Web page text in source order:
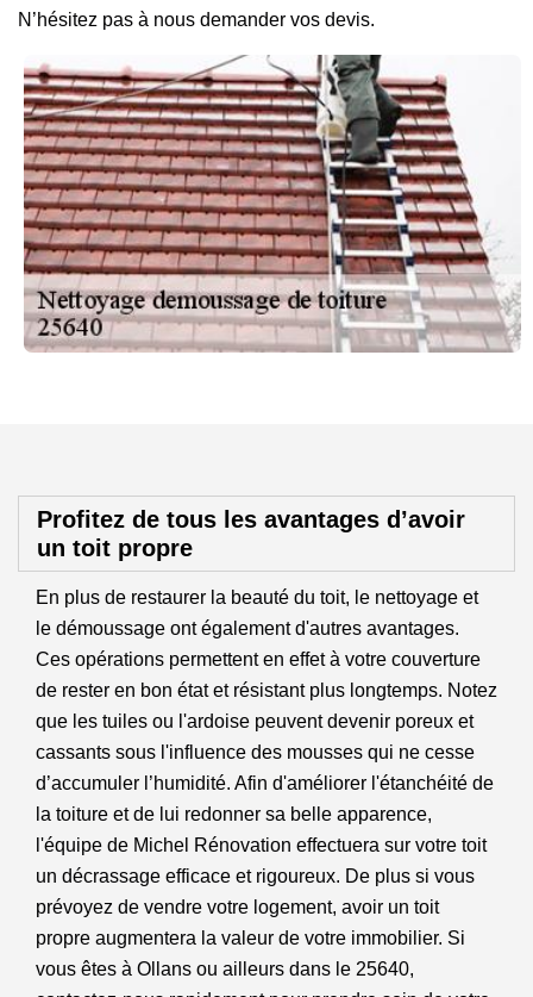
N’hésitez pas à nous demander vos devis.
Profitez de tous les avantages d’avoir
un toit propre
En plus de restaurer la beauté du toit, le nettoyage et
le démoussage ont également d'autres avantages.
Ces opérations permettent en effet à votre couverture
de rester en bon état et résistant plus longtemps. Notez
que les tuiles ou l'ardoise peuvent devenir poreux et
cassants sous l'influence des mousses qui ne cesse
d’accumuler l’humidité. Afin d'améliorer l'étanchéité de
la toiture et de lui redonner sa belle apparence,
l'équipe de Michel Rénovation effectuera sur votre toit
un décrassage efficace et rigoureux. De plus si vous
prévoyez de vendre votre logement, avoir un toit
propre augmentera la valeur de votre immobilier. Si
vous êtes à Ollans ou ailleurs dans le 25640,